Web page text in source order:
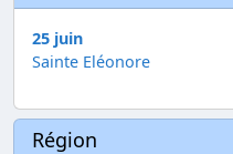
25 juin
Sainte Eléonore
Région